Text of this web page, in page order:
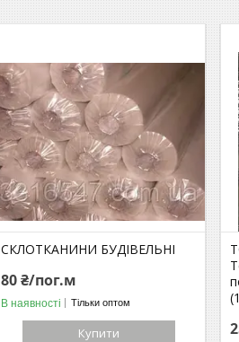
СКЛОТКАНИНИ БУДІВЕЛЬНІ
80 ₴/пог.м
В наявності Тільки оптом
Купити